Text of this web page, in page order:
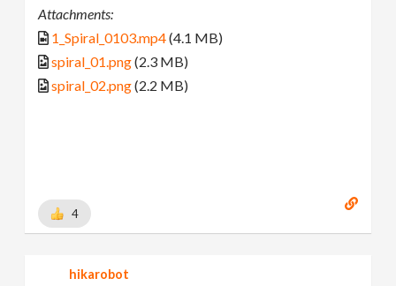
Attachments:
1_Spiral_0103.mp4(4.1 MB)
spiral_01.png(2.3 MB)
spiral_02.png(2.2 MB)
4
hikarobot